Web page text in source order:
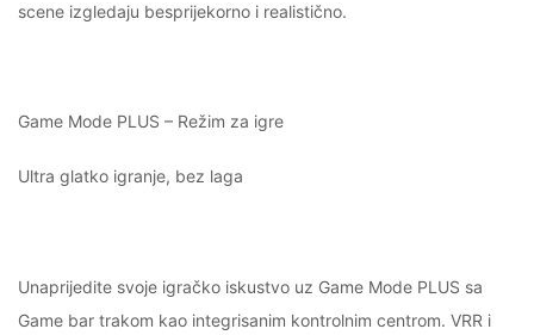
scene izgledaju besprijekorno i realistično.
Game Mode PLUS – Režim za igre
Ultra glatko igranje, bez laga
Unaprijedite svoje igračko iskustvo uz Game Mode PLUS sa
Game bar trakom kao integrisanim kontrolnim centrom. VRR i